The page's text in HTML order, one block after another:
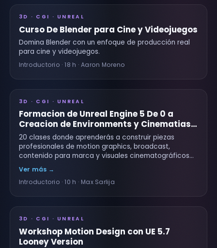
3D · CGI · UNREAL
Curso De Blender para Cine y Videojuegos
Domina Blender con un enfoque de producción real
para cine y videojuegos.
Introductorio · 18 h · Aaron Moreno
3D · CGI · UNREAL
Formacion de Unreal Engine 5 De 0 a
Creacion de Environments y Cinematias
AAA
20 clases donde aprenderás a construir piezas
profesionales de motion graphics, broadcast,
contenido para marca y visuales cinematográficos
usando el…
Ver más →
Introductorio · 10 h · Max Sarlija
3D · CGI · UNREAL
Workshop Motion Design con UE 5.7
Looney Version